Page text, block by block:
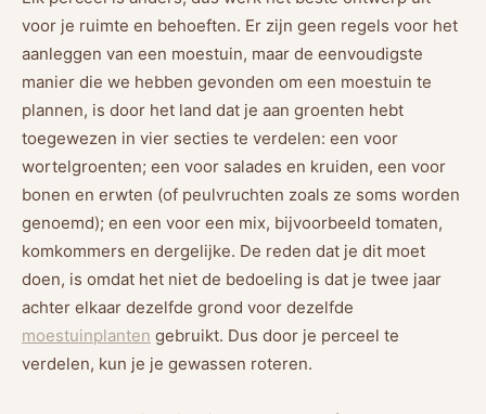
voor je ruimte en behoeften. Er zijn geen regels voor het
aanleggen van een moestuin, maar de eenvoudigste
manier die we hebben gevonden om een ​​moestuin te
plannen, is door het land dat je aan groenten hebt
toegewezen in vier secties te verdelen: een voor
wortelgroenten; een voor salades en kruiden, een voor
bonen en erwten (of peulvruchten zoals ze soms worden
genoemd); en een voor een mix, bijvoorbeeld tomaten,
komkommers en dergelijke. De reden dat je dit moet
doen, is omdat het niet de bedoeling is dat je twee jaar
achter elkaar dezelfde grond voor dezelfde
moestuinplanten gebruikt. Dus door je perceel te
verdelen, kun je je gewassen roteren.